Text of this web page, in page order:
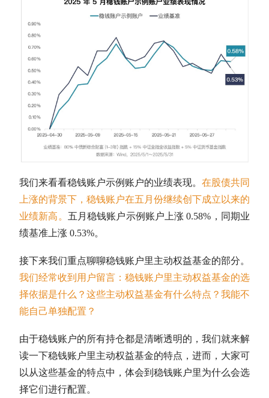
我们来看看稳钱账户示例账户的业绩表现。 在股债共同
上涨的背景下，稳钱账户在五月份继续创下成立以来的
业绩新高。 五月稳钱账户示例账户上涨 0.58%，同期业
绩基准上涨 0.53%。
接下来我们重点聊聊稳钱账户里主动权益基金的部分。
我们经常收到用户留言：稳钱账户里主动权益基金的选
择依据是什么？这些主动权益基金有什么特点？我能不
能自己单独配置？
由于稳钱账户的所有持仓都是清晰透明的，我们就来解
读一下稳钱账户里主动权益基金的特点，进而，大家可
以从这些基金的特点中，体会到稳钱账户里为什么会选
择它们进行配置。